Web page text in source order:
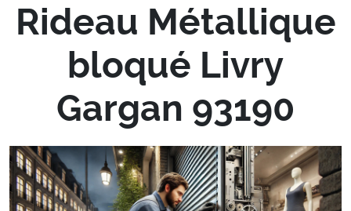
Rideau Métallique
bloqué Livry
Gargan 93190